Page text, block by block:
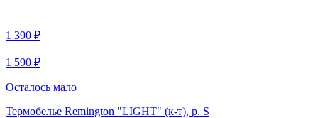
1 390 ₽
1 590 ₽
Осталось мало
Термобелье Remington "LIGHT" (к-т), р. S